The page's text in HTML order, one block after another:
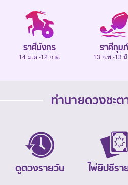
ราศีมังกร
14 ม.ค.-12 ก.พ.
ราศีกุมภ์
13 ก.พ.-13
ทำนายดวงชะต
ดูดวงรายวัน ไพ่ยิปซีรา